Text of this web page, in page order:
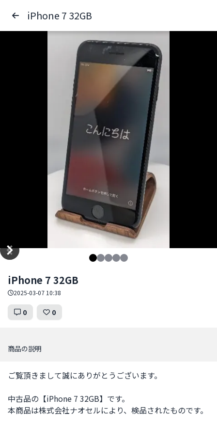
iPhone 7 32GB
iPhone 7 32GB
2025-03-07 10:38
0 0
商品の説明
ご覧頂きまして誠にありがとうございます。
中古品の【iPhone 7 32GB】です。
本商品は株式会社ナオセルにより、検品されたものです。